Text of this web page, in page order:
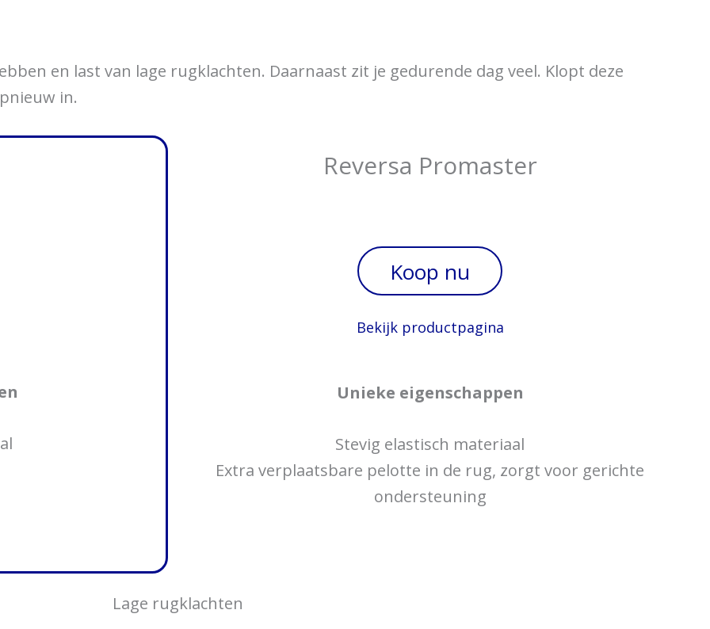
en last van lage rugklachten. Daarnaast zit je gedurende dag veel. Klopt deze
in.
Reversa Promaster
Koop nu
Bekijk productpagina
Unieke eigenschappen
Stevig elastisch materiaal
Extra verplaatsbare pelotte in de rug, zorgt voor gerichte
ondersteuning
Lage rugklachten